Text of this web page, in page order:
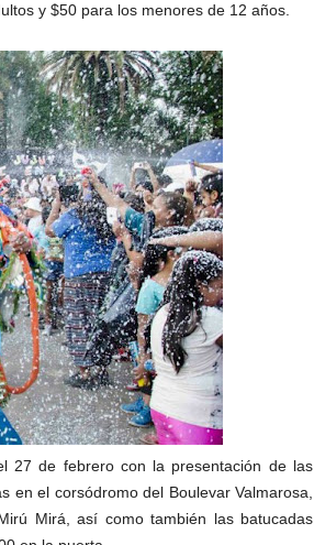
y $50 para los menores de 12 años.
27 de febrero con la presentación de las
el corsódromo del Boulevar Valmarosa,
Mirá, así como también las batucadas